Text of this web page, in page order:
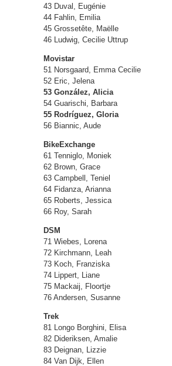
43 Duval, Eugénie
44 Fahlin, Emilia
45 Grossetête, Maëlle
46 Ludwig, Cecilie Uttrup
Movistar
51 Norsgaard, Emma Cecilie
52 Eric, Jelena
53 González, Alicia
54 Guarischi, Barbara
55 Rodríguez, Gloria
56 Biannic, Aude
BikeExchange
61 Tenniglo, Moniek
62 Brown, Grace
63 Campbell, Teniel
64 Fidanza, Arianna
65 Roberts, Jessica
66 Roy, Sarah
DSM
71 Wiebes, Lorena
72 Kirchmann, Leah
73 Koch, Franziska
74 Lippert, Liane
75 Mackaij, Floortje
76 Andersen, Susanne
Trek
81 Longo Borghini, Elisa
82 Dideriksen, Amalie
83 Deignan, Lizzie
84 Van Dijk, Ellen